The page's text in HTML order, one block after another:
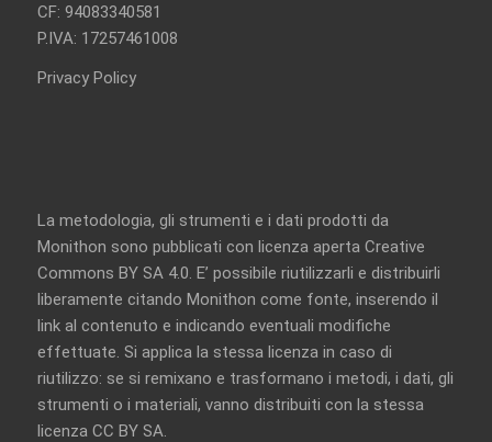
CF: 94083340581
P.IVA: 17257461008
Privacy Policy
La metodologia, gli strumenti e i dati prodotti da
Monithon sono pubblicati con licenza aperta Creative
Commons BY SA 4.0. E’ possibile riutilizzarli e distribuirli
liberamente citando Monithon come fonte, inserendo il
link al contenuto e indicando eventuali modifiche
effettuate. Si applica la stessa licenza in caso di
riutilizzo: se si remixano e trasformano i metodi, i dati, gli
strumenti o i materiali, vanno distribuiti con la stessa
licenza CC BY SA.